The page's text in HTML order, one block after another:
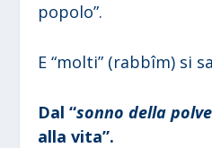
popolo”.
E “molti” (rabbîm) si
Dal “sonno della
alla vita”.